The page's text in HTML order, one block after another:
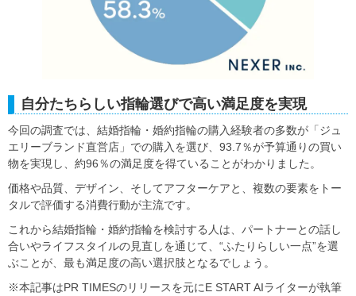
自分たちらしい指輪選びで高い満足度を実現
今回の調査では、結婚指輪・婚約指輪の購入経験者の多数が「ジュ
エリーブランド直営店」での購入を選び、93.7％が予算通りの買い
物を実現し、約96％の満足度を得ていることがわかりました。
価格や品質、デザイン、そしてアフターケアと、複数の要素をトー
タルで評価する消費行動が主流です。
これから結婚指輪・婚約指輪を検討する人は、パートナーとの話し
合いやライフスタイルの見直しを通じて、“ふたりらしい一点”を選
ぶことが、最も満足度の高い選択肢となるでしょう。
※本記事はPR TIMESのリリースを元にE START AIライターが執筆